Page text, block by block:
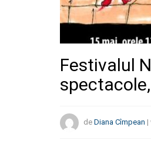
Festivalul
de Diana Cîmpean |